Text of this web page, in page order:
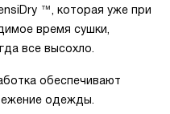
™, которая уже при
время сушки,
все высохло.
обеспечивают
одежды.